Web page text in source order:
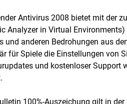
Antivirus 2008 bietet mit der
Analyzer in Virtual
und anderen Bedrohungen aus
für Spiele die Einstellungen von
und kostenloser Support
100%-Auszeichung gilt in